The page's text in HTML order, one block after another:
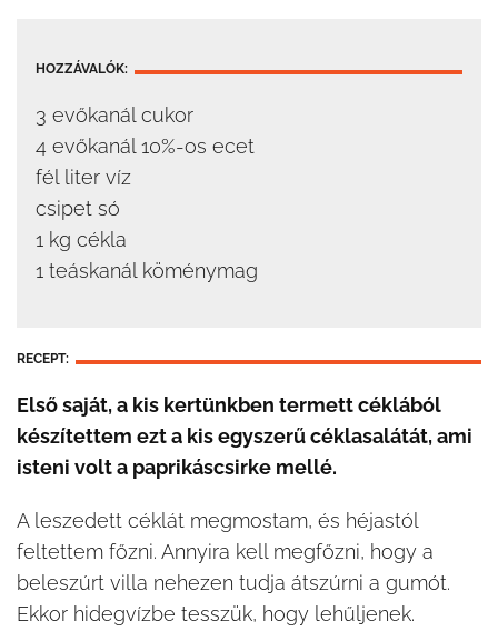
HOZZÁVALÓK:
3 evőkanál cukor
4 evőkanál 10%-os ecet
fél liter víz
csipet só
1 kg cékla
1 teáskanál köménymag
RECEPT:
Első saját, a kis kertünkben termett céklából
készítettem ezt a kis egyszerű céklasalátát, ami
isteni volt a paprikáscsirke mellé.
A leszedett céklát megmostam, és héjastól
feltettem főzni. Annyira kell megfőzni, hogy a
beleszúrt villa nehezen tudja átszúrni a gumót.
Ekkor hidegvízbe tesszük, hogy lehűljenek.